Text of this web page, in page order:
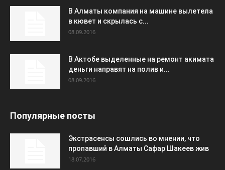
В Алматы компания на машине вылетела
в кювет и скрылась с...
08.09.2016
В Актобе выделенные на ремонт акимата
деньги направят на полив и...
08.09.2016
Популярные посты
Экстрасенсы сошлись во мнении, что
пропавший в Алматы Сафар Шакеев жив
18.07.2016